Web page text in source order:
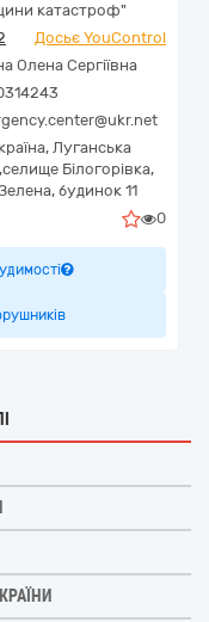
катастроф"
Досьє YouControl
Олена Сергіївна
, Луганська
селище Білогорівка,
будинок 11
0